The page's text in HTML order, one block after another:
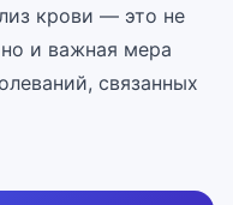
крови — это не
и важная мера
связанных